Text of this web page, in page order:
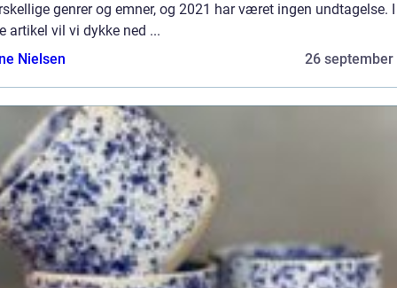
genrer og emner, og 2021 har været ingen undtagelse. I
artikel vil vi dykke ned ...
Nielsen
26 september